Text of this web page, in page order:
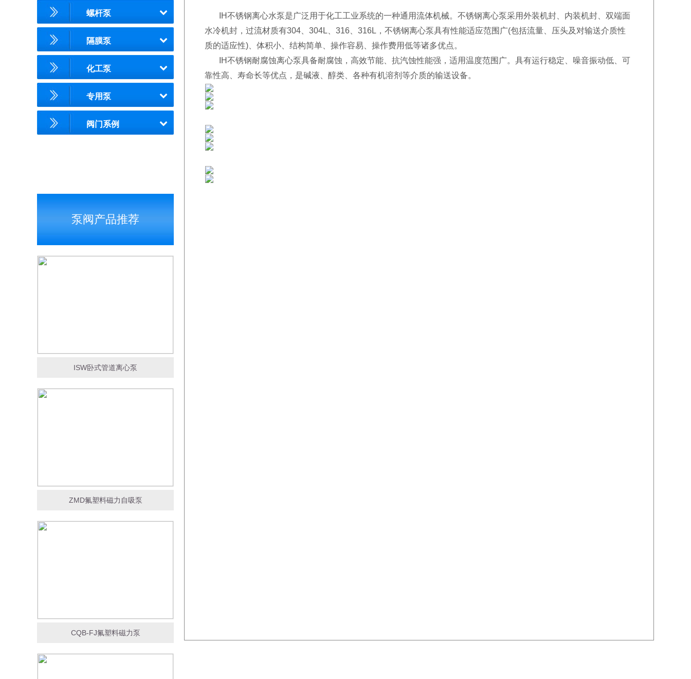
螺杆泵
隔膜泵
化工泵
专用泵
阀门系例
泵阀产品推荐
ISW卧式管道离心泵
ZMD氟塑料磁力自吸泵
CQB-FJ氟塑料磁力泵
IH不锈钢离心水泵是广泛用于化工工业系统的一种通用流体机械。不锈钢离心泵采用外装机封、内装机封、双端面
水冷机封，过流材质有304、304L、316、316L，不锈钢离心泵具有性能适应范围广(包括流量、压头及对输送介质性
质的适应性)、体积小、结构简单、操作容易、操作费用低等诸多优点。
IH不锈钢耐腐蚀离心泵具备耐腐蚀，高效节能、抗汽蚀性能强，适用温度范围广。具有运行稳定、噪音振动低、可
靠性高、寿命长等优点，是碱液、醇类、各种有机溶剂等介质的输送设备。